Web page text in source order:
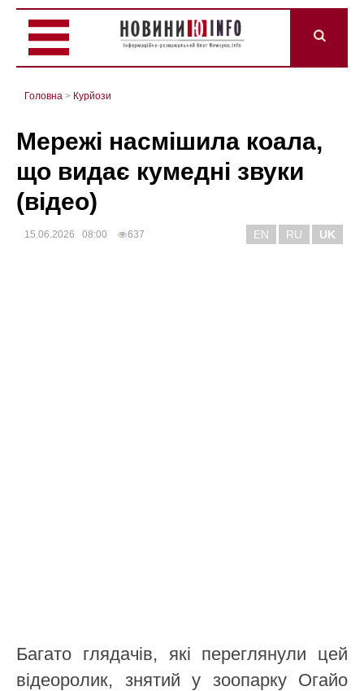
Головна > Курйози
Мережі насмішила коала,
що видає кумедні звуки
(відео)
15.06.2026 08:00 637 EN RU UK
Багато глядачів, які переглянули цей
відеоролик, знятий у зоопарку Огайо